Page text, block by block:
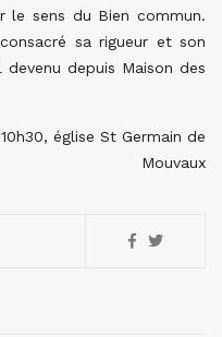
le sens du Bien commun.
sa rigueur et son
depuis Maison des
église St Germain de
Mouvaux